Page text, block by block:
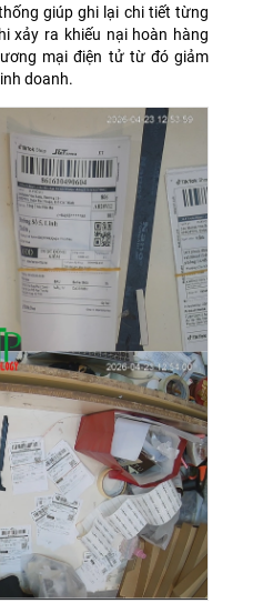
giúp ghi lại chi tiết từng
xảy ra khiếu nại hoàn hàng
mại điện tử từ đó giảm
doanh.